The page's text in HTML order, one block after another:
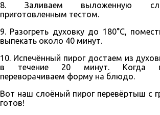
8. Заливаем выложенную
приготовленным тестом.
9. Разогреть духовку до 180°С,
выпекать около 40 минут.
10. Испечённый пирог достаем из
в течение 20 минут. Когда
переворачиваем форму на блюдо.
Вот наш слоёный пирог перевёртыш с
готов!